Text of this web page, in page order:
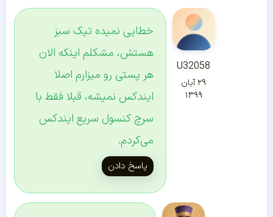
U32058
۲۹ آبان
۱۳۹۹
خطایی نمیده تیک سبز
هستش، مشکلم اینکه الان
هر پستی رو میزارم اصلا
ایندکس نمیشه، قبلا فقط با
سرچ کنسول سریع ایندکس
می‌کردم.
پاسخ دادن